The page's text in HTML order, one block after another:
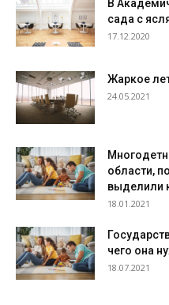
В
сада с
17.12.2020
Жаркое
24.05.2021
области,
выделили
18.01.2021
чего она
18.07.2021